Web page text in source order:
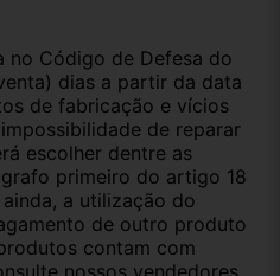
no Código de Defesa do
dias a partir da data
de fabricação e vícios
de reparar
escolher dentre as
primeiro do artigo 18
a utilização do
de outro produto
contam com